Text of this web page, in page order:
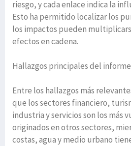
riesgo, y cada enlace indica la
Esto ha permitido localizar los
los impactos pueden
efectos en cadena.
Hallazgos principales del informe
Entre los hallazgos más
que los sectores financiero,
industria y servicios son los más
originados en otros sectores,
costas, agua y medio urbano